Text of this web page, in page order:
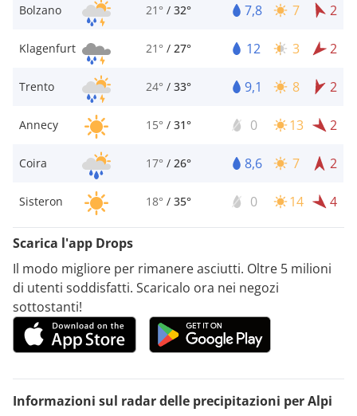
Bolzano 21° / 32° 7,8 7 2
Klagenfurt 21° / 27° 12 3 2
Trento 24° / 33° 9,1 8 2
Annecy 15° / 31° 0 13 2
Coira 17° / 26° 8,6 7 2
Sisteron 18° / 35° 0 14 4
Scarica l'app Drops
Il modo migliore per rimanere asciutti. Oltre 5 milioni
di utenti soddisfatti. Scaricalo ora nei negozi
sottostanti!
Informazioni sul radar delle precipitazioni per Alpi